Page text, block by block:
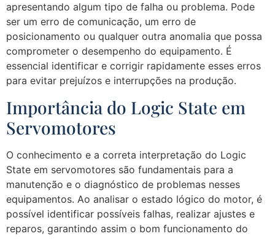
apresentando algum tipo de falha ou problema. Pode
ser um erro de comunicação, um erro de
posicionamento ou qualquer outra anomalia que possa
comprometer o desempenho do equipamento. É
essencial identificar e corrigir rapidamente esses erros
para evitar prejuízos e interrupções na produção.
Importância do Logic State em
Servomotores
O conhecimento e a correta interpretação do Logic
State em servomotores são fundamentais para a
manutenção e o diagnóstico de problemas nesses
equipamentos. Ao analisar o estado lógico do motor, é
possível identificar possíveis falhas, realizar ajustes e
reparos, garantindo assim o bom funcionamento do